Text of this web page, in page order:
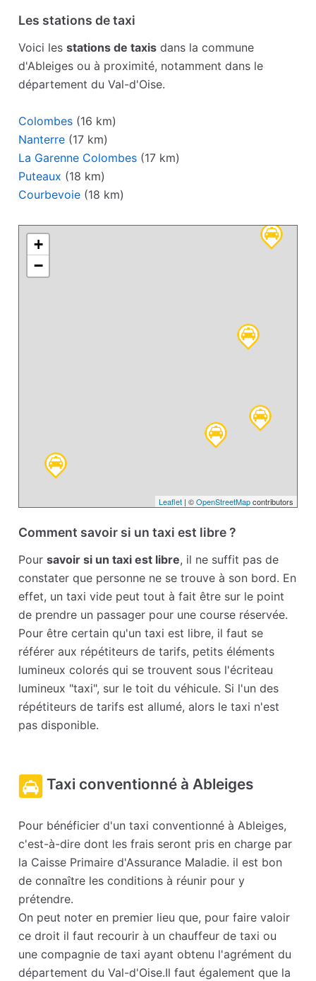
Les stations de taxi
Voici lesstations de taxis dans la commune
d'Ableiges ou à proximité, notamment dans le
département du Val-d'Oise.
Colombes (16 km)
Nanterre (17 km)
La Garenne Colombes (17 km)
Puteaux (18 km)
Courbevoie (18 km)
+
−
Leaflet| ©OpenStreetMapcontributors
Comment savoir si un taxi est libre ?
Poursavoir si un taxi est libre, il ne suffit pas de
constater que personne ne se trouve à son bord. En
effet, un taxi vide peut tout à fait être sur le point
de prendre un passager pour une course réservée.
Pour être certain qu'un taxi est libre, il faut se
référer aux répétiteurs de tarifs, petits éléments
lumineux colorés qui se trouvent sous l'écriteau
lumineux "taxi", sur le toit du véhicule. Si l'un des
répétiteurs de tarifs est allumé, alors le taxi n'est
pas disponible.
Taxi conventionné à Ableiges
Pour bénéficier d'un taxi conventionné à Ableiges,
c'est-à-dire dont les frais seront pris en charge par
la Caisse Primaire d'Assurance Maladie. il est bon
de connaître les conditions à réunir pour y
prétendre.
On peut noter en premier lieu que, pour faire valoir
ce droit il faut recourir à un chauffeur de taxi ou
une compagnie de taxi ayant obtenu l'agrément du
département du Val-d'Oise.Il faut également que la